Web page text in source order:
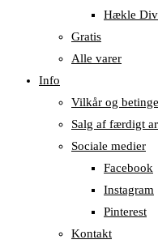
Hækle
Gratis
Alle varer
Info
Vilkår og
Salg af færdigt
Sociale medier
Facebook
Instagram
Pinterest
Kontakt